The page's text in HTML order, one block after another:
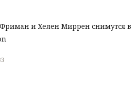
и Хелен Миррен снимутся в